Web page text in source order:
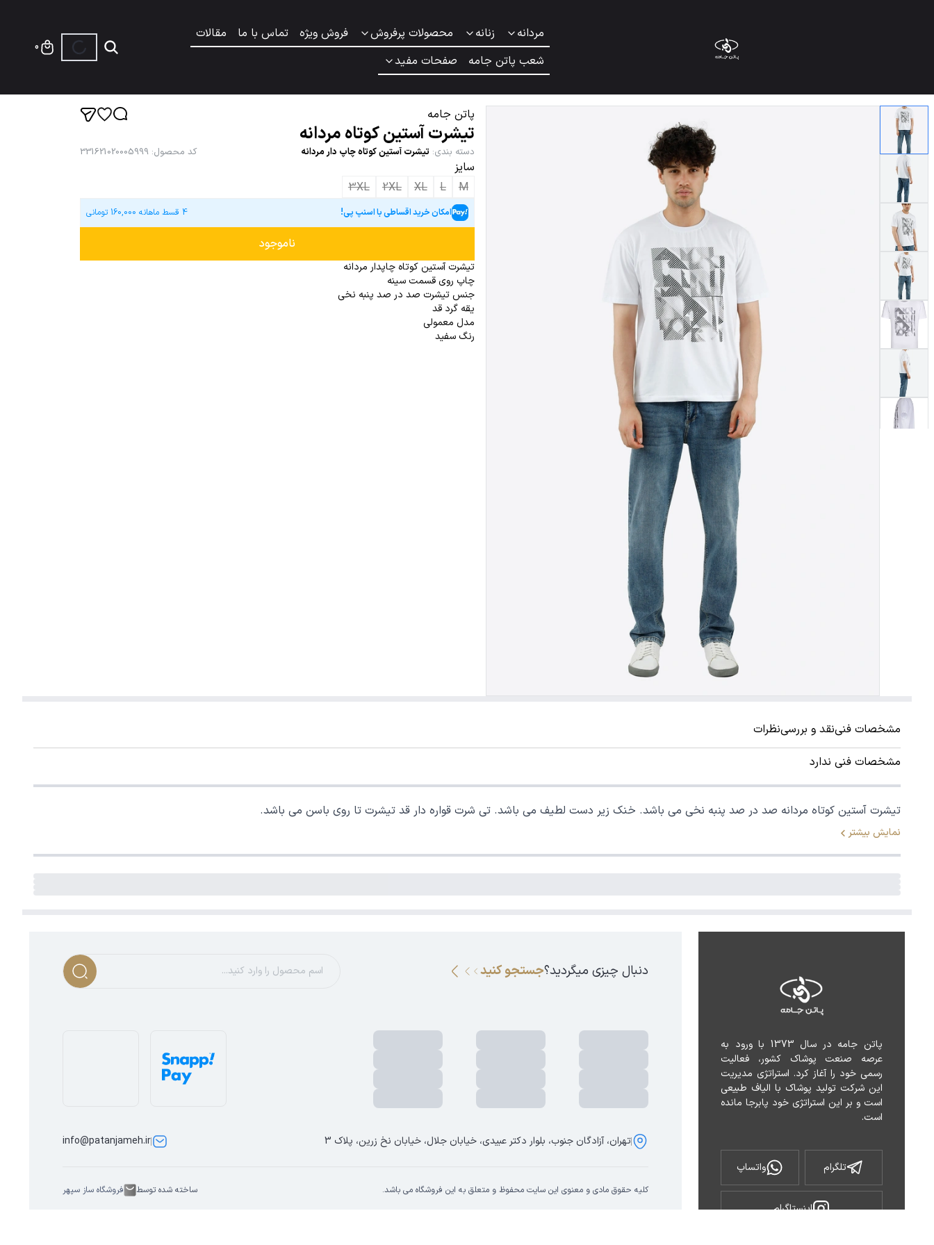
مردانه زنانه محصولات پرفروش فروش ویژه تماس با ما
مقالات
شعب پاتن جامه
صفحات مفید
0
پاتن جامه
تیشرت آستین کوتاه مردانه
دسته بندی: تیشرت آستین کوتاه چاپ دار مردانه کد محصول:
331621020005999
سایز
M
L
XL
2XL
3XL
امکان خرید اقساطی با اسنپ پی! 4 قسط ماهانه 160,000 تومانی
ناموجود
تیشرت آستین کوتاه چاپدار مردانه
چاپ روی قسمت سینه
جنس تیشرت صد در صد پنبه نخی
یقه گرد قد
مدل معمولی
رنگ سفید
مشخصات فنینقد و بررسینظرات
مشخصات فنی ندارد
تیشرت آستین کوتاه مردانه صد در صد پنبه نخی می باشد. خنک زیر دست لطیف می باشد. تی شرت قواره دار قد تیشرت تا روی باسن می باشد.
نمایش بیشتر
است.
تلگرام واتساپ
اینستاگرام
دنبال چیزی میگردید؟جستجو کنید
تهران، آزادگان جنوب، بلوار دکتر عبیدی، خیابان جلال، خیابان نخ زرین، پلاک 3 info@patanjameh.ir
کلیه حقوق مادی و معنوی این سایت محفوظ و متعلق به این فروشگاه می باشد. ساخته شده توسط فروشگاه ساز سپهر